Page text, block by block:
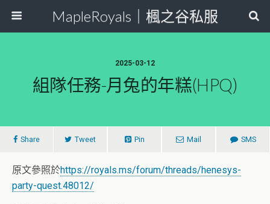
MapleRoyals｜楓之谷私服
2025-03-12
組隊任務-月兔的年糕(HPQ)
Share Tweet Pin Mail SMS
原文參照於https://royals.ms/forum/threads/henesys-
party-quest.48012/